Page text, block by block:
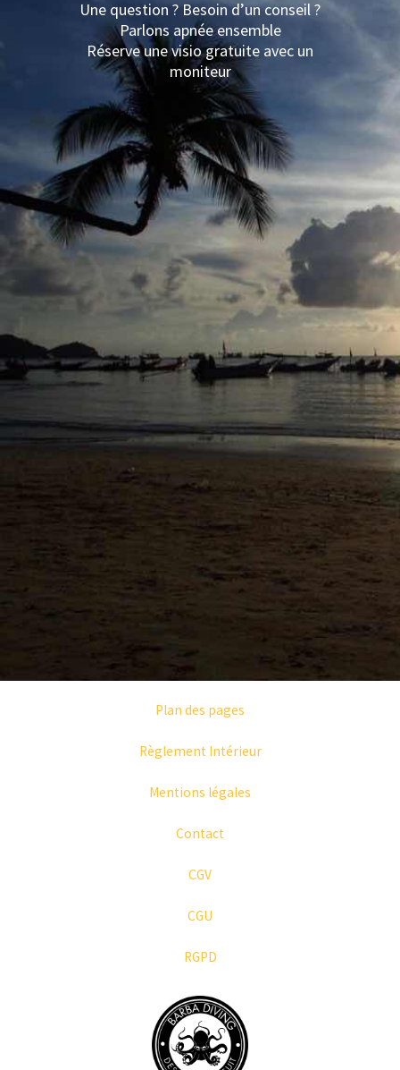
Une question ? Besoin d’un conseil ?
Parlons apnée ensemble
Réserve une visio gratuite avec un
moniteur
Plan des pages
Règlement Intérieur
Mentions légales
Contact
CGV
CGU
RGPD